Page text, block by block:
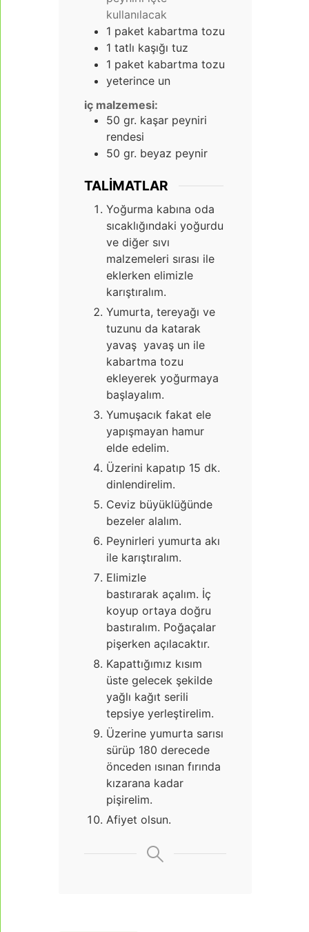
kullanılacak
1 paket kabartma tozu
1 tatlı kaşığı tuz
1 paket kabartma tozu
yeterince un
iç malzemesi:
50 gr. kaşar peyniri
rendesi
50 gr. beyaz peynir
TALIMATLAR
Yoğurma kabına oda
sıcaklığındaki yoğurdu
ve diğer sıvı
malzemeleri sırası ile
eklerken elimizle
karıştıralım.
Yumurta, tereyağı ve
tuzunu da katarak
yavaş yavaş un ile
kabartma tozu
ekleyerek yoğurmaya
başlayalım.
Yumuşacık fakat ele
yapışmayan hamur
elde edelim.
Üzerini kapatıp 15 dk.
dinlendirelim.
Ceviz büyüklüğünde
bezeler alalım.
Peynirleri yumurta akı
ile karıştıralım.
Elimizle
bastırarak açalım. İç
koyup ortaya doğru
bastıralım. Poğaçalar
pişerken açılacaktır.
Kapattığımız kısım
üste gelecek şekilde
yağlı kağıt serili
tepsiye yerleştirelim.
Üzerine yumurta sarısı
sürüp 180 derecede
önceden ısınan fırında
kızarana kadar
pişirelim.
Afiyet olsun.